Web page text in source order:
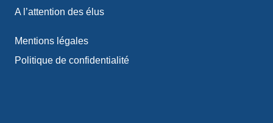
A l’attention des élus
Mentions légales
Politique de confidentialité